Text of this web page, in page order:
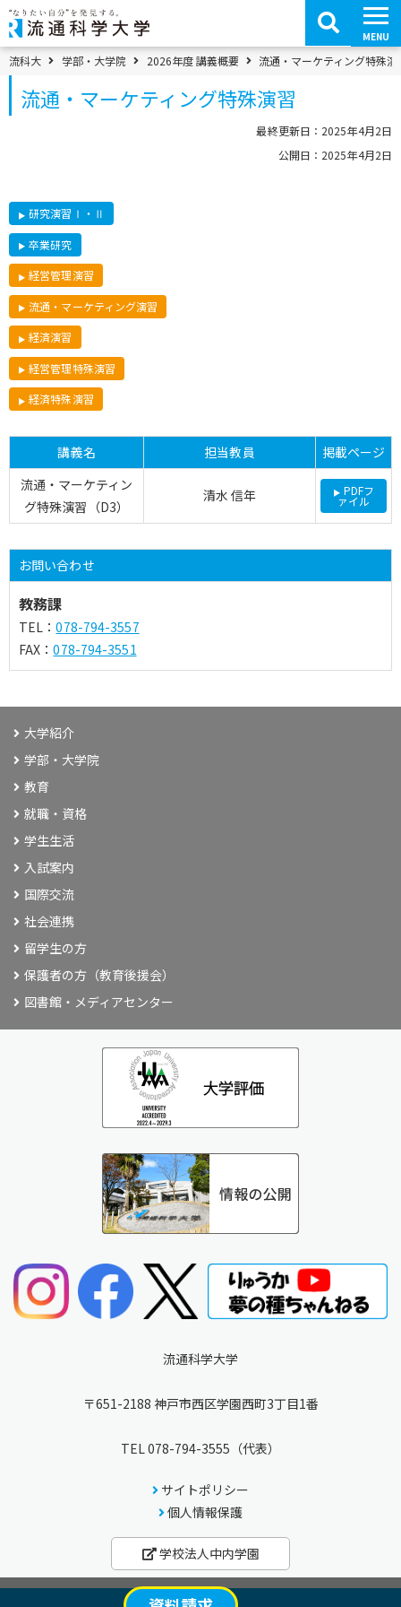
コ
ン
テ
ン
ツ
へ
移
MENU
パンくずメニュー
流科大 学部・大学院 2026年度 講義概要 流通・マーケティング特殊演
流通・マーケティング特殊演習
最終更新日：2025年4月2日
公開日：2025年4月2日
研究演習Ⅰ・Ⅱ
卒業研究
経営管理演習
流通・マーケティング演習
経済演習
経営管理特殊演習
経済特殊演習
講義名 担当教員
掲載ページ
流通・マーケティン
グ特殊演習（D3）
清水 信年 PDFフ
ァイル
お問い合わせ
教務課
TEL：078-794-3557
FAX：078-794-3551
大学紹介
学部・大学院
教育
就職・資格
学生生活
入試案内
国際交流
社会連携
留学生の方
保護者の方（教育後援会）
図書館・メディアセンター
流通科学大学
〒651-2188 神戸市西区学園西町3丁目1番
TEL078-794-3555 （代表）
サイトポリシー
個人情報保護
学校法人中内学園